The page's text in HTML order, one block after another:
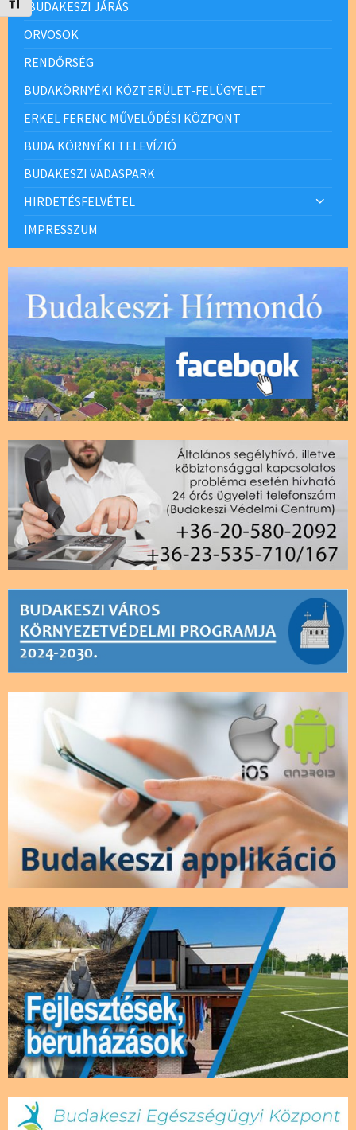
Betűméret váltása
BUDAKESZI JÁRÁS
ORVOSOK
RENDŐRSÉG
BUDAKÖRNYÉKI KÖZTERÜLET-FELÜGYELET
ERKEL FERENC MŰVELŐDÉSI KÖZPONT
BUDA KÖRNYÉKI TELEVÍZIÓ
BUDAKESZI VADASPARK
HIRDETÉSFELVÉTEL
IMPRESSZUM